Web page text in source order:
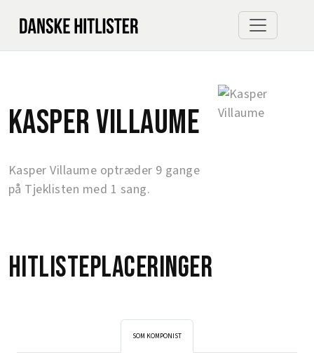
Kasper Villaume
Kasper Villaume optræder 9 gange
på Tjeklisten med 1 sang.
Hitlisteplaceringer
SOM KOMPONIST